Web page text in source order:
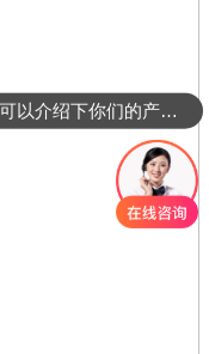
可以介绍下你们的产品么
你们是怎么收费的呢